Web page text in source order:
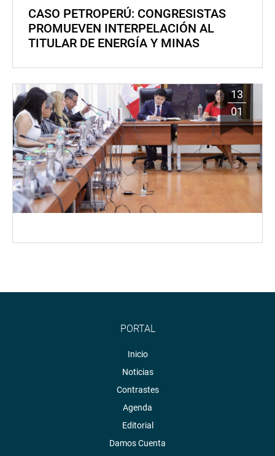
CASO PETROPERÚ: CONGRESISTAS
PROMUEVEN INTERPELACIÓN AL
TITULAR DE ENERGÍA Y MINAS
13
01
PORTAL
Inicio
Noticias
Contrastes
Agenda
Editorial
Damos Cuenta